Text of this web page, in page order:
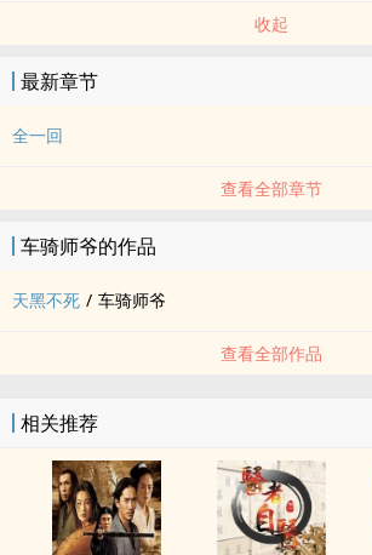
收起
最新章节
全一回
查看全部章节
车骑师爷的作品
天黑不死 / 车骑师爷
查看全部作品
相关推荐